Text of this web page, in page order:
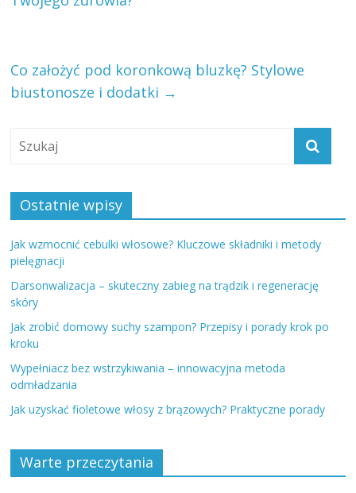
Co założyć pod koronkową bluzkę? Stylowe
biustonosze i dodatki →
Ostatnie wpisy
Jak wzmocnić cebulki włosowe? Kluczowe składniki i metody
pielęgnacji
Darsonwalizacja – skuteczny zabieg na trądzik i regenerację
skóry
Jak zrobić domowy suchy szampon? Przepisy i porady krok po
kroku
Wypełniacz bez wstrzykiwania – innowacyjna metoda
odmładzania
Jak uzyskać fioletowe włosy z brązowych? Praktyczne porady
Warte przeczytania